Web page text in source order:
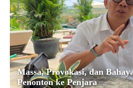
Massa, Provokasi, dan
Penonton ke Penjara